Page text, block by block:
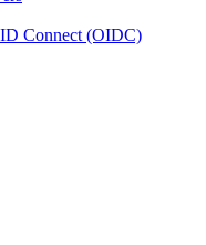
Connect (OIDC)